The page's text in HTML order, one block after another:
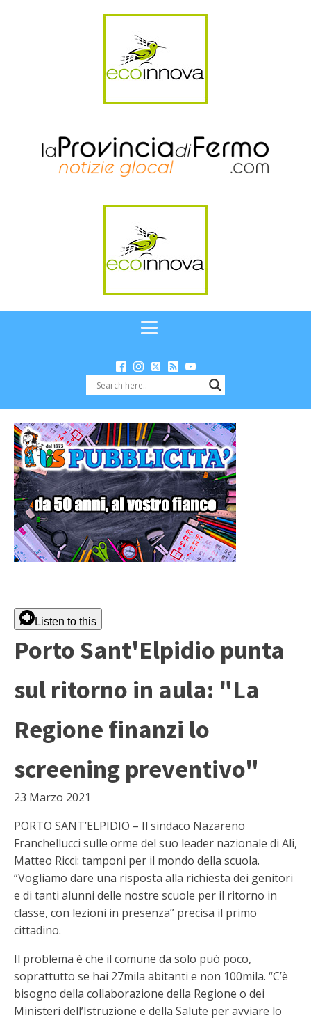
Listen to this
Porto Sant'Elpidio punta
sul ritorno in aula: "La
Regione finanzi lo
screening preventivo"
23 Marzo 2021
PORTO SANT’ELPIDIO – Il sindaco Nazareno
Franchellucci sulle orme del suo leader nazionale di Ali,
Matteo Ricci: tamponi per il mondo della scuola.
“Vogliamo dare una risposta alla richiesta dei genitori
e di tanti alunni delle nostre scuole per il ritorno in
classe, con lezioni in presenza” precisa il primo
cittadino.
Il problema è che il comune da solo può poco,
soprattutto se hai 27mila abitanti e non 100mila. “C’è
bisogno della collaborazione della Regione o dei
Ministeri dell’Istruzione e della Salute per avviare lo